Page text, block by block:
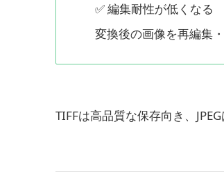
✅ 編集耐性が低くなる
変換後の画像を再編集
TIFFは高品質な保存向き、